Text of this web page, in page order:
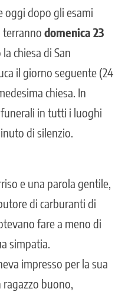
oggi dopo gli esami
terranno domenica 23
chiesa di San
il giorno seguente (24
chiesa. In
in tutti i luoghi
di silenzio.
e una parola gentile,
di carburanti di
fare a meno di
simpatia.
impresso per la sua
ragazzo buono,